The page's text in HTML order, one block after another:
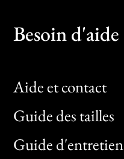
Besoin d'aide
Aide et contact
Guide des tailles
Guide d'entretien